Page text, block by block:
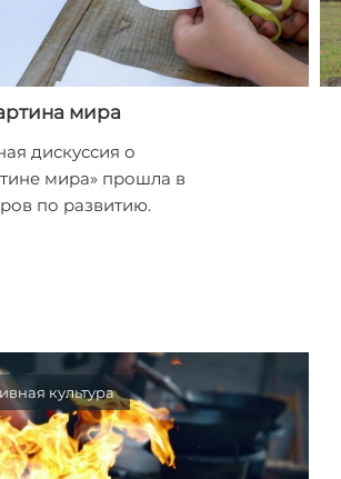
мира
дискуссия о
мира» прошла в
по развитию.
культура